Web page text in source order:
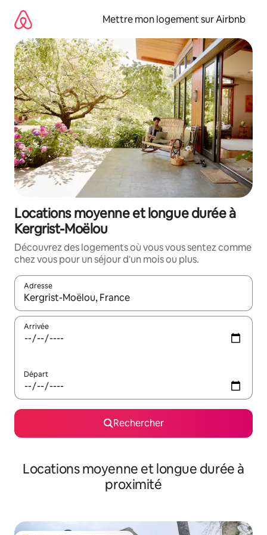
directement
contenu
Mettre mon logement sur Airbnb
Locations moyenne et longue durée à
Kergrist-Moëlou
Découvrez des logements où vous vous sentez comme
chez vous pour un séjour d'un mois ou plus.
Adresse
Lorsque les résultats s'affichent, utilisez les flèches vers le
Arrivée
Départ
Rechercher
Locations moyenne et longue durée à
proximité